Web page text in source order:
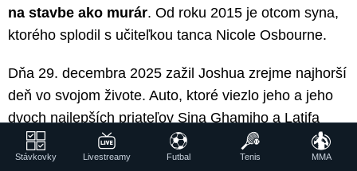
na stavbe ako murár. Od roku 2015 je otcom syna,
ktorého splodil s učiteľkou tanca Nicole Osbourne.
Dňa 29. decembra 2025 zažil Joshua zrejme najhorší
deň vo svojom živote. Auto, ktoré viezlo jeho a jeho
dvoch najlepších priateľov Sina Ghamiho a Latifa
Ayodeleho, malo na diaľnici medzi Lagosom
a Ibadanomvážnu nehodu, keď vo vysokej rýchlosti
Stávkovky Livestreamy Futbal Tenis MMA